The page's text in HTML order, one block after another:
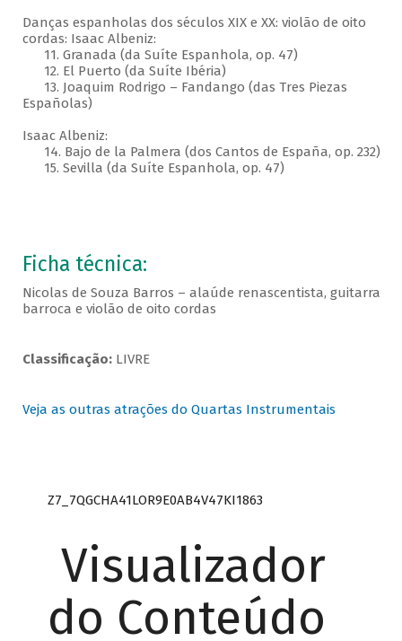
Danças espanholas dos séculos XIX e XX: violão de oito
cordas: Isaac Albeniz:
11. Granada (da Suíte Espanhola, op. 47)
12. El Puerto (da Suíte Ibéria)
13. Joaquim Rodrigo – Fandango (das Tres Piezas
Españolas)
Isaac Albeniz:
14. Bajo de la Palmera (dos Cantos de España, op. 232)
15. Sevilla (da Suíte Espanhola, op. 47)
Ficha técnica:
Nicolas de Souza Barros – alaúde renascentista, guitarra
barroca e violão de oito cordas
Classificação:LIVRE
Veja as outras atrações do Quartas Instrumentais
Z7_7QGCHA41LOR9E0AB4V47KI1863
Visualizador
do Conteúdo